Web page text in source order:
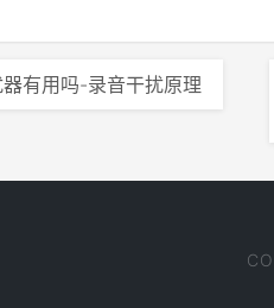
有用吗-录音干扰原理